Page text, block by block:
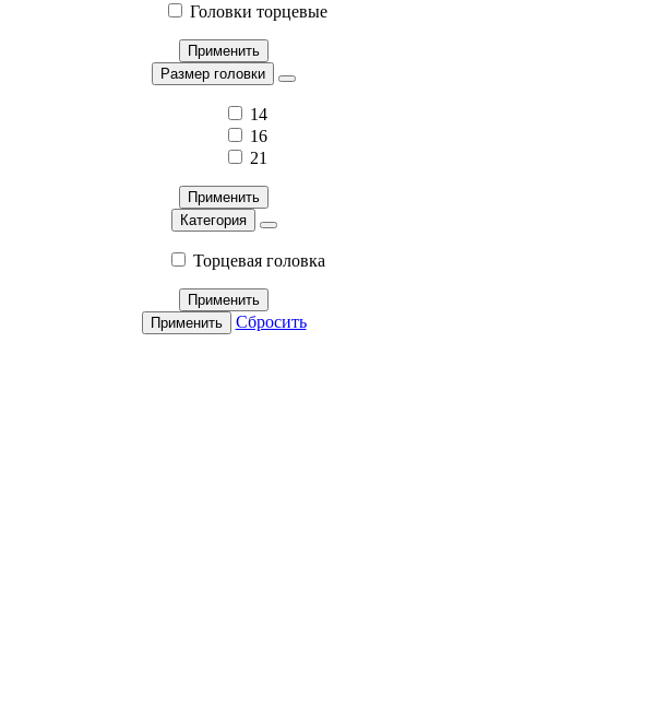
Головки торцевые
Применить
Размер головки
14
16
21
Применить
Категория
Торцевая головка
Применить
Применить
Сбросить